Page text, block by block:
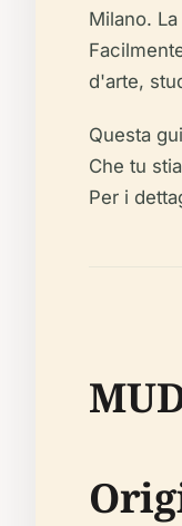
Milano.
d'arte,
Questa
Che tu
Per i